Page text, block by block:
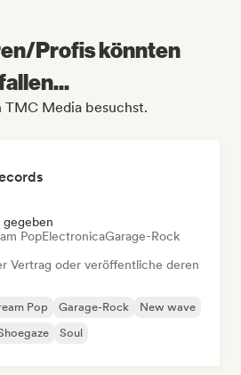
Profis könnten
TMC Media besuchst.
PopElectronicaGarage-Rock
Vertrag oder veröffentliche deren
Pop Garage-Rock
New wave
Soul